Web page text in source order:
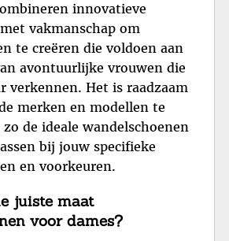
innovatieve
vakmanschap om
te creëren die voldoen aan
avontuurlijke vrouwen die
verkennen. Het is raadzaam
merken en modellen te
de ideale wandelschoenen
bij jouw specifieke
en voorkeuren.
juiste maat
voor dames?